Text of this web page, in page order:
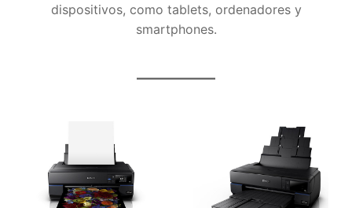
dispositivos, como tablets, ordenadores y
smartphones.